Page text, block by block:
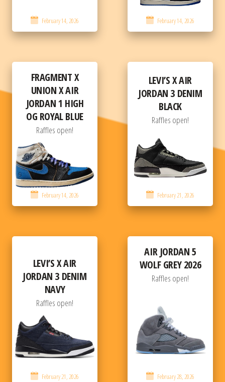
February 14, 2026 February 14, 2026
FRAGMENT X
UNION X AIR
JORDAN 1 HIGH
OG ROYAL BLUE
Raffles open!
February 14, 2026
LEVI’S X AIR
JORDAN 3 DENIM
BLACK
Raffles open!
February 21, 2026
LEVI’S X AIR
JORDAN 3 DENIM
NAVY
Raffles open!
February 21, 2026
AIR JORDAN 5
WOLF GREY 2026
Raffles open!
February 28, 2026